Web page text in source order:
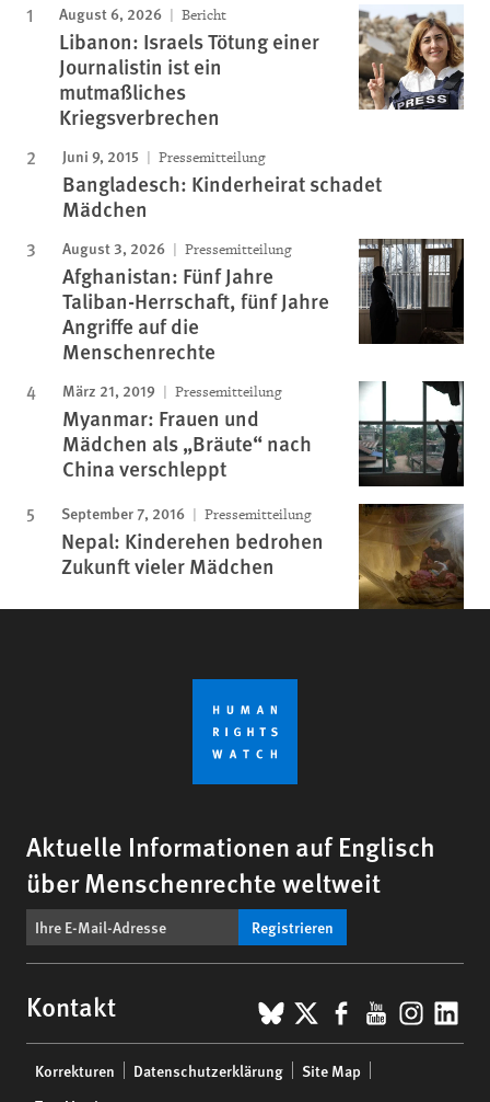
August 6, 2026 Bericht
Libanon: Israels Tötung einer
Journalistin ist ein
mutmaßliches
Kriegsverbrechen
Juni 9, 2015 Pressemitteilung
Bangladesch: Kinderheirat schadet
Mädchen
August 3, 2026 Pressemitteilung
Afghanistan: Fünf Jahre
Taliban-Herrschaft, fünf Jahre
Angriffe auf die
Menschenrechte
März 21, 2019 Pressemitteilung
Myanmar: Frauen und
Mädchen als „Bräute“ nach
China verschleppt
September 7, 2016 Pressemitteilung
Nepal: Kinderehen bedrohen
Zukunft vieler Mädchen
Aktuelle Informationen auf Englisch
über Menschenrechte weltweit
Registrieren
Kontakt BlueSky
X Facebook
YouTube
menu
Korrekturen Datenschutzerklärung
Site Map